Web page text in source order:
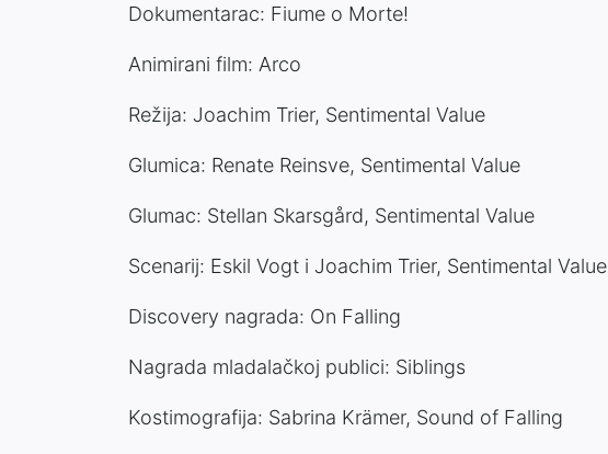
Dokumentarac: Fiume o Morte!
Animirani film: Arco
Režija: Joachim Trier, Sentimental Value
Glumica: Renate Reinsve, Sentimental Value
Glumac: Stellan Skarsgård, Sentimental Value
Scenarij: Eskil Vogt i Joachim Trier, Sentimental Value
Discovery nagrada: On Falling
Nagrada mladalačkoj publici: Siblings
Kostimografija: Sabrina Krämer, Sound of Falling